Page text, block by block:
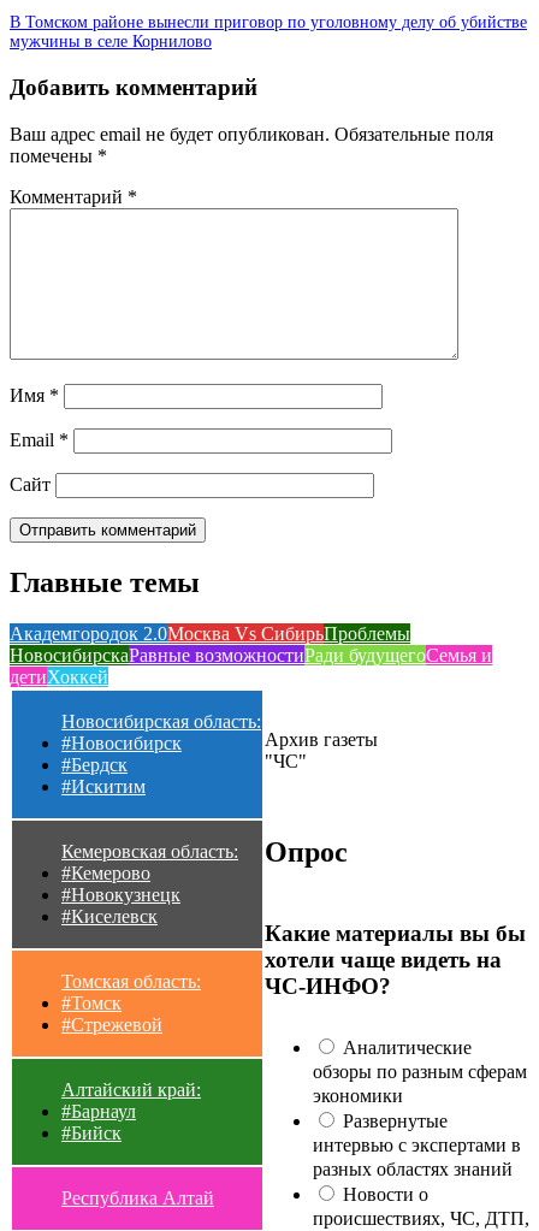
В Томском районе вынесли приговор по уголовному делу об убийстве
мужчины в селе Корнилово
Добавить комментарий
Ваш адрес email не будет опубликован. Обязательные поля
помечены *
Комментарий *
Имя *
Email *
Сайт
Главные темы
Академгородок 2.0Москва Vs СибирьПроблемы
НовосибирскаРавные возможностиРади будущегоСемья и
детиХоккей
Новосибирская область:
#Новосибирск
#Бердск
#Искитим
Кемеровская область:
#Кемерово
#Новокузнецк
#Киселевск
Томская область:
#Томск
#Стрежевой
Алтайский край:
#Барнаул
#Бийск
Республика Алтай
Архив газеты
"ЧС"
Опрос
Какие материалы вы бы
хотели чаще видеть на
ЧС-ИНФО?
Аналитические
обзоры по разным сферам
экономики
Развернутые
интервью с экспертами в
разных областях знаний
Новости о
происшествиях, ЧС, ДТП,